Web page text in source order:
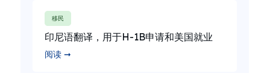
移民
印尼语翻译，用于H-1B申请和美国就业
阅读 ➞